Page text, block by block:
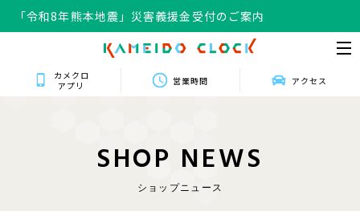
「令和8年熊本地震」災害義援金受付のご案内
カメクロ
アプリ
営業時間 アクセス
SHOP NEWS
ショップニュース